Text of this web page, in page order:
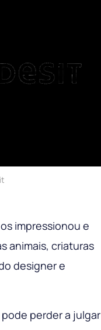
impressionou e
animais, criaturas
designer e
perder a julgar